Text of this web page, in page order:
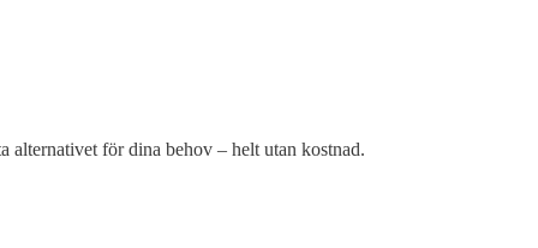
alternativet för dina behov – helt utan kostnad.